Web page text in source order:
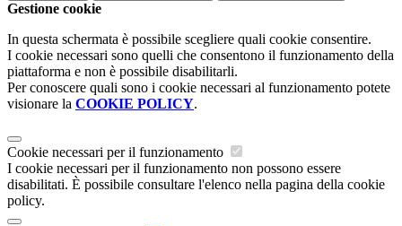
Gestione cookie
In questa schermata è possibile scegliere quali cookie consentire.
I cookie necessari sono quelli che consentono il funzionamento della
piattaforma e non è possibile disabilitarli.
Per conoscere quali sono i cookie necessari al funzionamento potete
visionare la COOKIE POLICY.
Cookie necessari per il funzionamento
I cookie necessari per il funzionamento non possono essere
disabilitati. È possibile consultare l'elenco nella pagina della cookie
policy.